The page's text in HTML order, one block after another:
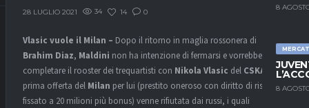
8
8
28 LUGLIO 2021 34 14 0
Vlasic vuole il Milan – Dopo il ritorno in maglia rossonera di
Brahim Diaz, Maldini non ha intenzione di fermarsi e vorrebbe
completare il rooster dei trequartisti con Nikola Vlasic del CSKA
. La
prima offerta del Milan per lui (prestito oneroso con diritto di riscatto
fissato a 20 milioni più bonus) venne rifiutata dai russi, i quali